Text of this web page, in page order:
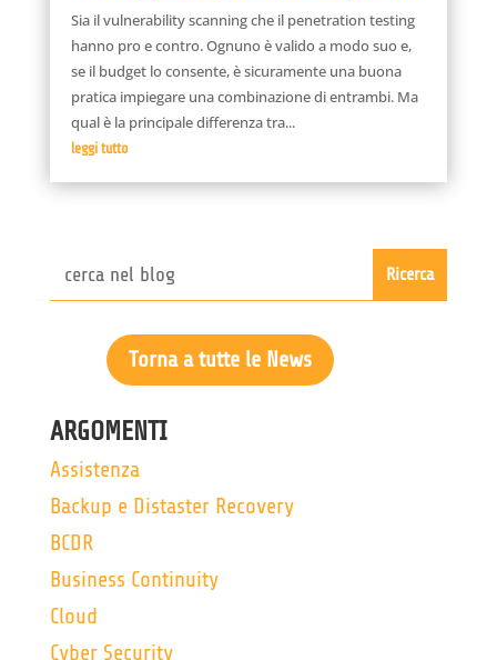
Sia il vulnerability scanning che il penetration testing
hanno pro e contro. Ognuno è valido a modo suo e,
se il budget lo consente, è sicuramente una buona
pratica impiegare una combinazione di entrambi. Ma
qual è la principale differenza tra...
leggi tutto
Torna a tutte le News
ARGOMENTI
Assistenza
Backup e Distaster Recovery
BCDR
Business Continuity
Cloud
Cyber Security